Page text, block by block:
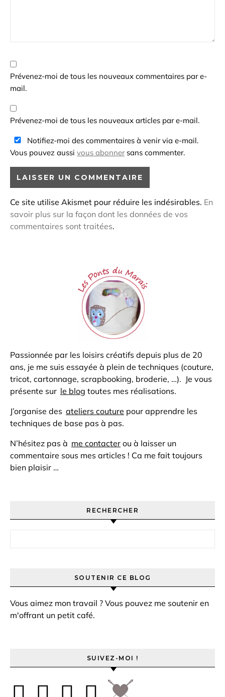
Prévenez-moi de tous les nouveaux commentaires par e-
mail.
Prévenez-moi de tous les nouveaux articles par e-mail.
Notifiez-moi des commentaires à venir via e-mail.
Vous pouvez aussi vous abonnersans commenter.
Ce site utilise Akismet pour réduire les indésirables. En
savoir plus sur la façon dont les données de vos
commentaires sont traitées.
Passionnée par les loisirs créatifs depuis plus de 20
ans, je me suis essayée à plein de techniques (couture,
tricot, cartonnage, scrapbooking, broderie, …). Je vous
présente sur le blog toutes mes réalisations.
J’organise des ateliers couture pour apprendre les
techniques de base pas à pas.
N’hésitez pas à me contacter ou à laisser un
commentaire sous mes articles ! Ca me fait toujours
bien plaisir …
RECHERCHER
SOUTENIR CE BLOG
Vous aimez mon travail ? Vous pouvez me soutenir en
m'offrant un petit café.
SUIVEZ-MOI !